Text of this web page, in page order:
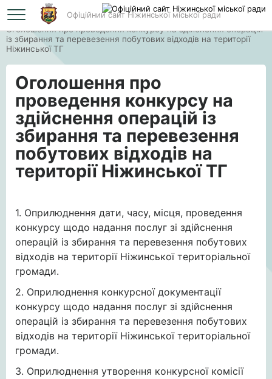
Офіційний сайт Ніжинської міської ради
Головна
Оголошення про проведення конкурсу на здійснення операцій
із збирання та перевезення побутових відходів на території
Ніжинської ТГ
Оголошення про
проведення конкурсу на
здійснення операцій із
збирання та перевезення
побутових відходів на
території Ніжинської ТГ
1. Оприлюднення дати, часу, місця, проведення
конкурсу щодо надання послуг зі здійснення
операцій із збирання та перевезення побутових
відходів на території Ніжинської територіальної
громади.
2. Оприлюднення конкурсної документації
конкурсу щодо надання послуг зі здійснення
операцій із збирання та перевезення побутових
відходів на території Ніжинської територіальної
громади.
3. Оприлюднення утворення конкурсної комісії